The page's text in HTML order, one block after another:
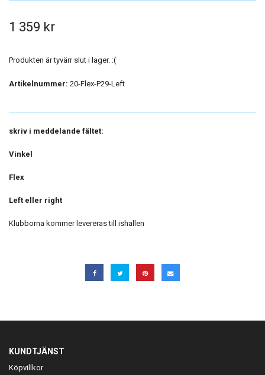
1 359 kr
Produkten är tyvärr slut i lager. :(
Artikelnummer: 20-Flex-P29-Left
skriv i meddelande fältet:
Vinkel
Flex
Left eller right
Klubborna kommer levereras till ishallen
KUNDTJÄNST
Köpvillkor